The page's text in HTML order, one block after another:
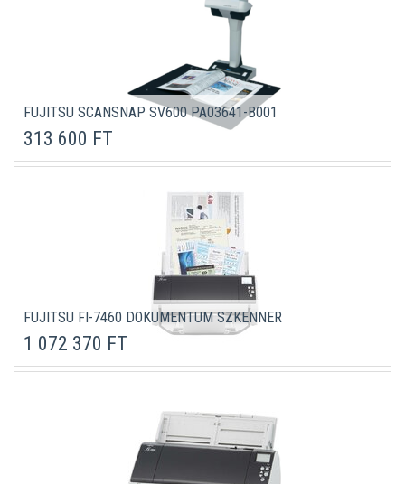
FUJITSU SCANSNAP SV600 PA03641-B001
313 600 FT
FUJITSU FI-7460 DOKUMENTUM SZKENNER
1 072 370 FT